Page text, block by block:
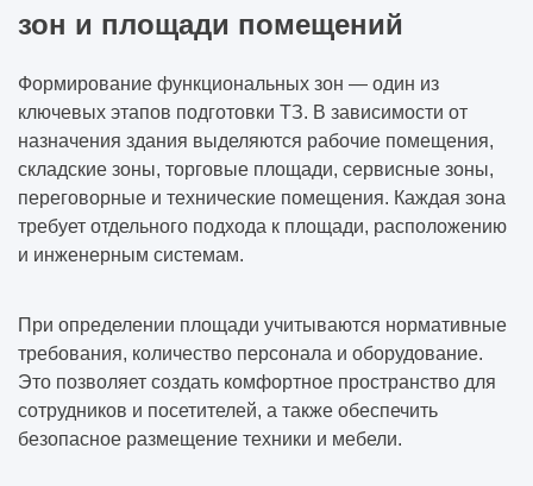
зон и площади помещений
Формирование функциональных зон — один из
ключевых этапов подготовки ТЗ. В зависимости от
назначения здания выделяются рабочие помещения,
складские зоны, торговые площади, сервисные зоны,
переговорные и технические помещения. Каждая зона
требует отдельного подхода к площади, расположению
и инженерным системам.
При определении площади учитываются нормативные
требования, количество персонала и оборудование.
Это позволяет создать комфортное пространство для
сотрудников и посетителей, а также обеспечить
безопасное размещение техники и мебели.